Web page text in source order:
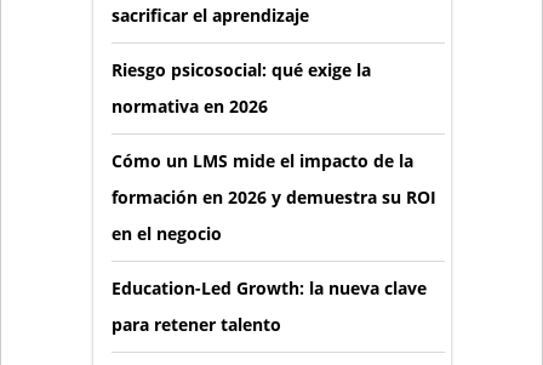
sacrificar el aprendizaje
Riesgo psicosocial: qué exige la
normativa en 2026
Cómo un LMS mide el impacto de la
formación en 2026 y demuestra su ROI
en el negocio
Education-Led Growth: la nueva clave
para retener talento